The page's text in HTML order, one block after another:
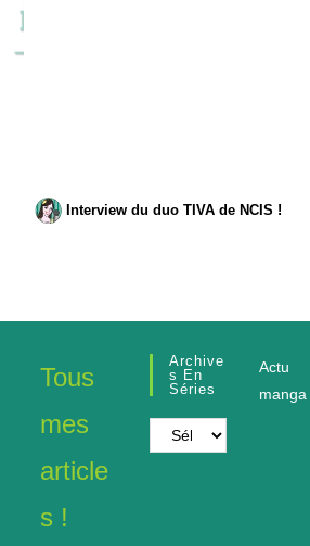
Interview du duo TIVA de NCIS !
Tous
mes
article
s !
Archive
S En
Séries
Archives
en
Actu
manga